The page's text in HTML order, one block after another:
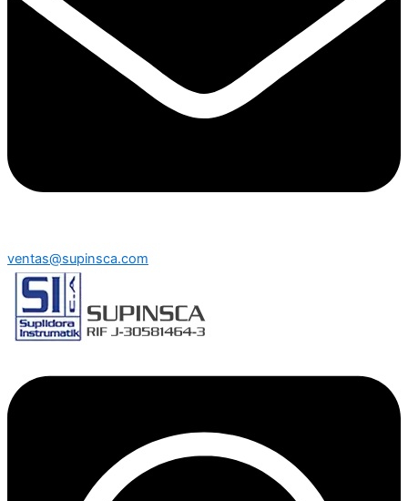
ventas@supinsca.com